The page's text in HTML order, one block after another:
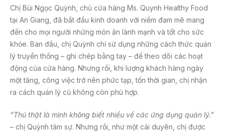
Chị Bùi Ngọc Quỳnh, chủ cửa hàng Ms. Quynh Healthy Food
tại An Giang, đã bắt đầu kinh doanh với niềm đam mê mang
đến cho mọi người những món ăn lành mạnh và tốt cho sức
khỏe. Ban đầu, chị Quỳnh chỉ sử dụng những cách thức quản
lý truyền thống – ghi chép bằng tay – để theo dõi các hoạt
động của cửa hàng. Nhưng rồi, khi lượng khách hàng ngày
một tăng, công việc trở nên phức tạp, tốn thời gian, chị nhận
ra cách quản lý cũ không còn phù hợp.
“Thú thật là mình không biết nhiều về các ứng dụng quản lý.”
– chị Quỳnh tâm sự. Nhưng rồi, như một cái duyên, chị được